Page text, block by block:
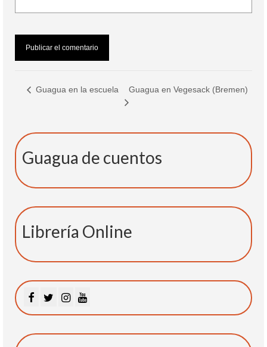
Guagua en la escuela Guagua en Vegesack (Bremen)
Guagua de cuentos
Librería Online